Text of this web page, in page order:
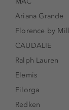
Ariana Grande
Florence by
CAUDALIE
Ralph Lauren
Elemis
Filorga
Redken